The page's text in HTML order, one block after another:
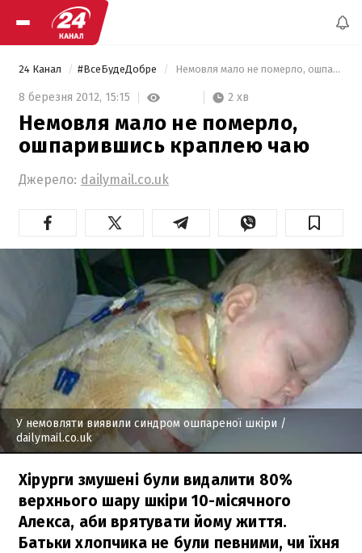
24 Канал #ВсеБудеДобре Немовля мало не померло, ошпарившись краплею чаю
8 березня 2012, 15:15 2 хв
Немовля мало не померло,
ошпарившись краплею чаю
Джерело: dailymail.co.uk
У немовляти виявили синдром ошпареної шкіри /
dailymail.co.uk
Хірурги змушені були видалити 80%
верхнього шару шкіри 10-місячного
Алекса, аби врятувати йому життя.
Батьки хлопчика не були певними, чи їхня